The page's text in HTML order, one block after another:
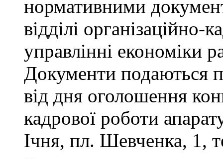
нормативними
відділі організаційно-
управлінні економіки
Документи подаються
від дня оголошення
кадрової роботи
Ічня, пл. Шевченка, 1,